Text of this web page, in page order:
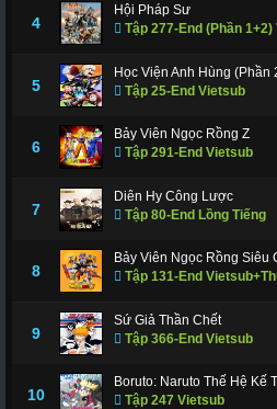
4
Hội Pháp Sư
Tập 277-End (Phần
5
Học Viện Anh Hùng (Phần
Tập 25-End Vietsub
6
Bảy Viên Ngọc Rồng Z
Tập 291-End Vietsub
7
Diên Hy Công Lược
Tập 80-End Lồng Tiếng
8
Bảy Viên Ngọc Rồng Siêu
Tập 131-End
9
Sứ Giả Thần Chết
Tập 366-End Vietsub
10
Boruto: Naruto Thế Hệ Kế
Tập 247 Vietsub